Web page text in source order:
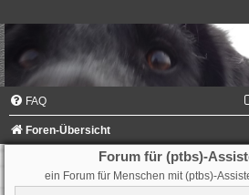
FAQ
Foren-Übersicht
Forum für (ptbs)-
ein Forum für Menschen mit (ptbs)-